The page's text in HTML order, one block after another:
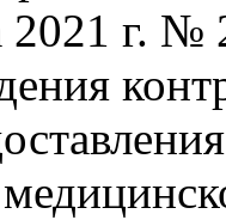
2021 г. №